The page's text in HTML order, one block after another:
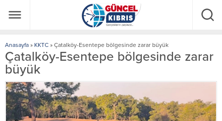
Anasayfa » KKTC » Çatalköy-Esentepe bölgesinde zarar büyük
Çatalköy-Esentepe bölgesinde zarar
büyük